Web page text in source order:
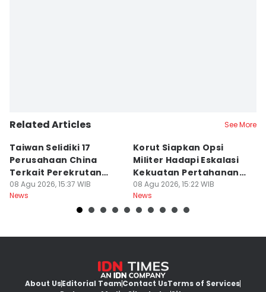
Related Articles See More
Taiwan Selidiki 17
Perusahaan China
Terkait Perekrutan
Kerja Ilegal
08 Agu 2026, 15:37 WIB
News
Korut Siapkan Opsi
Militer Hadapi Eskalasi
Kekuatan Pertahanan
Jepang
08 Agu 2026, 15:22 WIB
News
About UsEditorial TeamContact UsTerms of Services